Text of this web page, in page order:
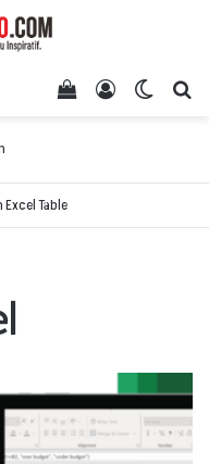
Switch
Log In
View your
Table